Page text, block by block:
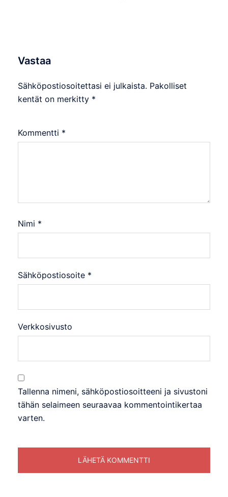
Vastaa
Sähköpostiosoitettasi ei julkaista. Pakolliset
kentät on merkitty *
Kommentti *
Nimi *
Sähköpostiosoite *
Verkkosivusto
Tallenna nimeni, sähköpostiosoitteeni ja sivustoni
tähän selaimeen seuraavaa kommentointikertaa
varten.